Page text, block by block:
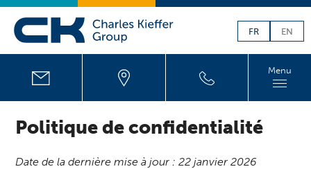
FR EN
Menu
Politique de confidentialité
Date de la dernière mise à jour : 22 janvier 2026